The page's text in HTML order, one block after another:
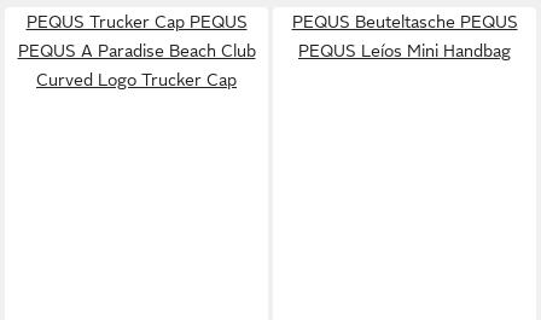
PEQUS Trucker Cap PEQUS
PEQUS A Paradise Beach Club
Curved Logo Trucker Cap
PEQUS Beuteltasche PEQUS
PEQUS Leíos Mini Handbag